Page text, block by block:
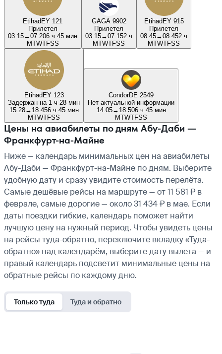
EtihadEY 121
Прилетел
03:15→07:206 ч 45 мин
MTWTFSS
GAGA 9902
Прилетел
03:15→07:152 ч
MTWTFSS
EtihadEY 915
Прилетел
08:45→08:452 ч
MTWTFSS
EtihadEY 123
Задержан на 1 ч 28 мин
15:28→ 18:456 ч 45 мин
MTWTFSS
CondorDE 2549
Нет актуальной информации
14:05→ 18:506 ч 45 мин
MTWTFSS
Цены на авиабилеты по дням Абу-Даби —
Франкфурт-на-Майне
Ниже — календарь минимальных цен на авиабилеты
Абу-Даби — Франкфурт-на-Майне по дням. Выберите
удобную дату и сразу увидите стоимость перелёта.
Самые дешёвые рейсы на маршруте — от 11 581 ₽ в
феврале, самые дорогие — около 31 434 ₽ в мае. Если
даты поездки гибкие, календарь поможет найти
лучшую цену на нужный период. Чтобы увидеть цены
на рейсы туда-обратно, переключите вкладку «Туда-
обратно» над календарём, выберите дату вылета — и
правый календарь подсветит минимальные цены на
обратные рейсы по каждому дню.
Только туда Туда и обратно